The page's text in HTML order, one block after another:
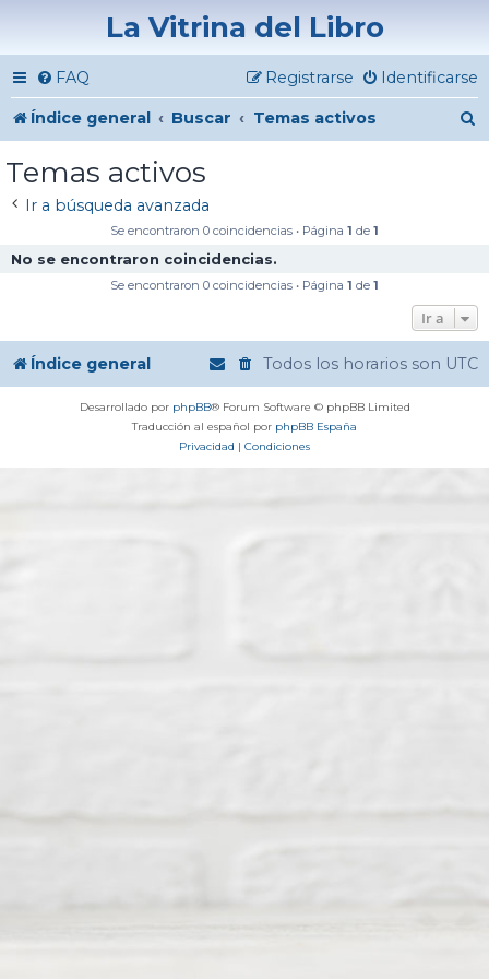
La Vitrina del Libro
FAQ Identificarse
Registrarse
Índice general Buscar Temas activos
Temas activos
Ir a búsqueda avanzada
Se encontraron 0 coincidencias • Página 1 de 1
No se encontraron coincidencias.
Se encontraron 0 coincidencias • Página 1 de 1
Ir a
Índice general Todos los horarios son UTC
Desarrollado por phpBB® Forum Software © phpBB Limited
Traducción al español por phpBB España
Privacidad | Condiciones